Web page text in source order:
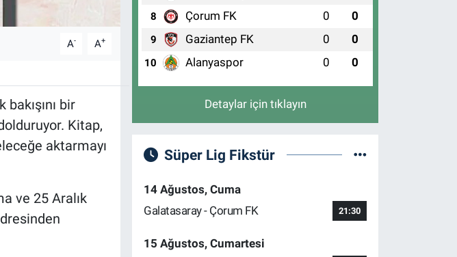
A- A+
bir
Kitap,
aktarmayı
ve 25 Aralık
8 Çorum FK 0 0
9 Gaziantep FK 0 0
10 Alanyaspor 0 0
Detaylar için tıklayın
Süper Lig Fikstür
14 Ağustos, Cuma
Galatasaray - Çorum FK
21:30
15 Ağustos, Cumartesi